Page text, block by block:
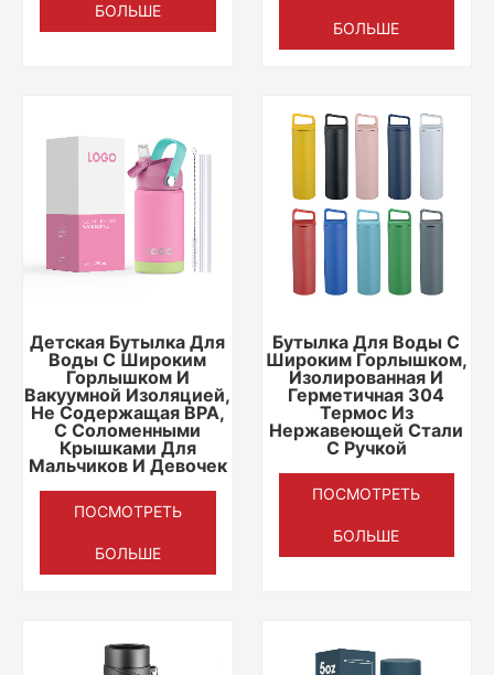
БОЛЬШЕ
БОЛЬШЕ
Детская Бутылка Для
Воды С Широким
Горлышком И
Вакуумной Изоляцией,
Не Содержащая BPA,
С Соломенными
Крышками Для
Мальчиков И Девочек
ПОСМОТРЕТЬ
БОЛЬШЕ
Бутылка Для Воды С
Широким Горлышком,
Изолированная И
Герметичная 304
Термос Из
Нержавеющей Стали
С Ручкой
ПОСМОТРЕТЬ
БОЛЬШЕ